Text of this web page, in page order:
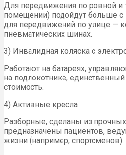
Для передвижения по ровной и
помещении) подойдут больше
для передвижений по улице —
пневматических шинах.
3) Инвалидная коляска с
Работают на батареях,
на подлокотнике,
стоимость.
4) Активные кресла
Разборные, сделаны из
предназначены пациентов,
жизни (например, спортсменов).